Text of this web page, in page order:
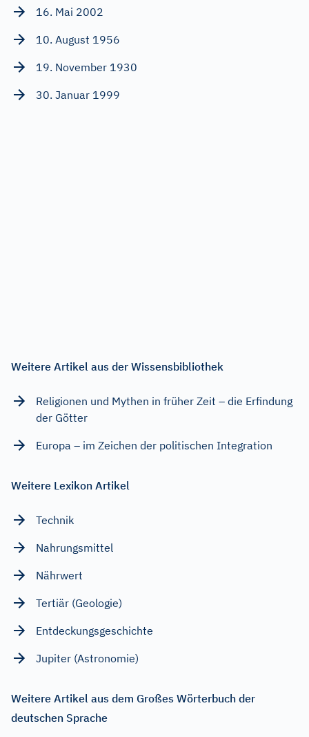
16. Mai 2002
10. August 1956
19. November 1930
30. Januar 1999
Weitere Artikel aus der Wissensbibliothek
Religionen und Mythen in früher Zeit – die Erfindung
der Götter
Europa – im Zeichen der politischen Integration
Weitere Lexikon Artikel
Technik
Nahrungsmittel
Nährwert
Tertiär (Geologie)
Entdeckungsgeschichte
Jupiter (Astronomie)
Weitere Artikel aus dem Großes Wörterbuch der
deutschen Sprache